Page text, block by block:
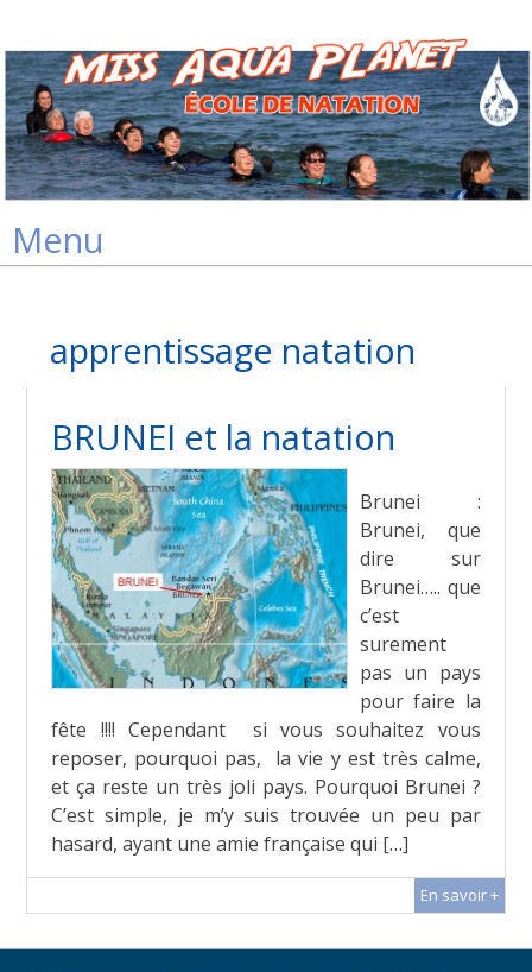
Menu
Skip
to
apprentissage natation
BRUNEI et la natation
Brunei :
Brunei, que
dire sur
Brunei….. que
c’est
surement
pas un pays
pour faire la
fête !!!! Cependant si vous souhaitez vous
reposer, pourquoi pas, la vie y est très calme,
et ça reste un très joli pays. Pourquoi Brunei ?
C’est simple, je m’y suis trouvée un peu par
hasard, ayant une amie française qui […]
En savoir +